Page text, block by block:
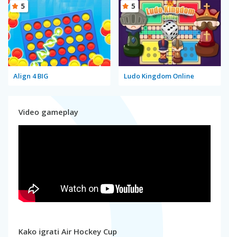
Align 4 BIG
5
Ludo Kingdom Online
5
Video gameplay
Kako igrati Air Hockey Cup